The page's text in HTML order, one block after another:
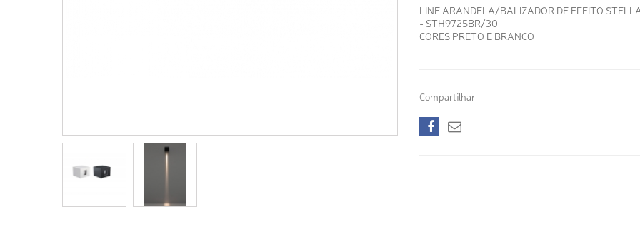
LINE ARANDELA/BALIZADOR DE EFEITO
- STH9725BR/30
CORES PRETO E BRANCO
Compartilhar